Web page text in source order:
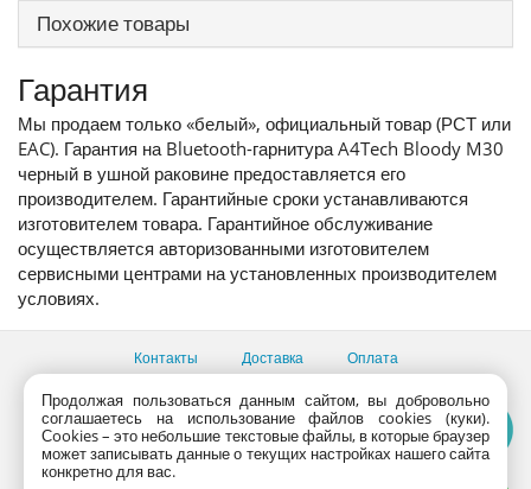
Похожие товары
Гарантия
Мы продаем только «белый», официальный товар (РСТ или
EAC). Гарантия на Bluetooth-гарнитура A4Tech Bloody M30
черный в ушной раковине предоставляется его
производителем. Гарантийные сроки устанавливаются
изготовителем товара. Гарантийное обслуживание
осуществляется авторизованными изготовителем
сервисными центрами на установленных производителем
условиях.
Контакты Доставка Оплата
Все пункты выдачи
Консультации продавцов по телефону:+7 (495) 795-09-03,
+7 (800) 775-09-03
PlanetaShop.ru © 2000 - 2017 | Все права защищены
Продолжая пользоваться данным сайтом, вы добровольно
соглашаетесь на использование файлов cookies (куки).
Сookies – это небольшие текстовые файлы, в которые браузер
может записывать данные о текущих настройках нашего сайта
конкретно для вас.